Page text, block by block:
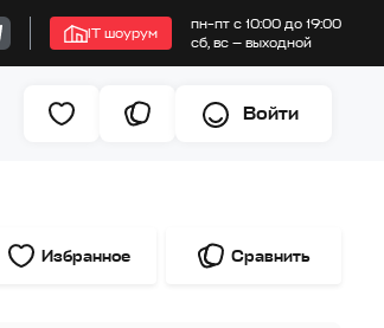
IT шоурум
пн–пт с 10:00 до 19:00
сб, вс — выходной
Войти
Избранное Сравнить